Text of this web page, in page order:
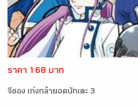
ราคา 168 บาท
จีซอง เก่งกล้ายอดนักเตะ 3